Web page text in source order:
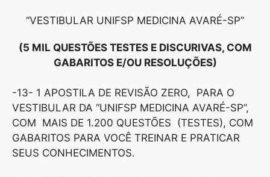
“VESTIBULAR UNIFSP MEDICINA AVARÉ-SP”
(5 MIL QUESTÕES TESTES E DISCURIVAS, COM
GABARITOS E/OU RESOLUÇÕES)
-13- 1 APOSTILA DE REVISÃO ZERO, PARA O
VESTIBULAR DA “UNIFSP MEDICINA AVARÉ-SP”,
COM MAIS DE 1.200 QUESTÕES (TESTES), COM
GABARITOS PARA VOCÊ TREINAR E PRATICAR
SEUS CONHECIMENTOS.